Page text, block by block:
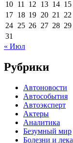
10 11 12 13 14 15
17 18 19 20 21 22
24 25 26 27 28 29
31
« Июл
Рубрики
Автоновости
Автособытия
Автоэксперт
Актеры
Аналитика
Безумный мир
Болезни и